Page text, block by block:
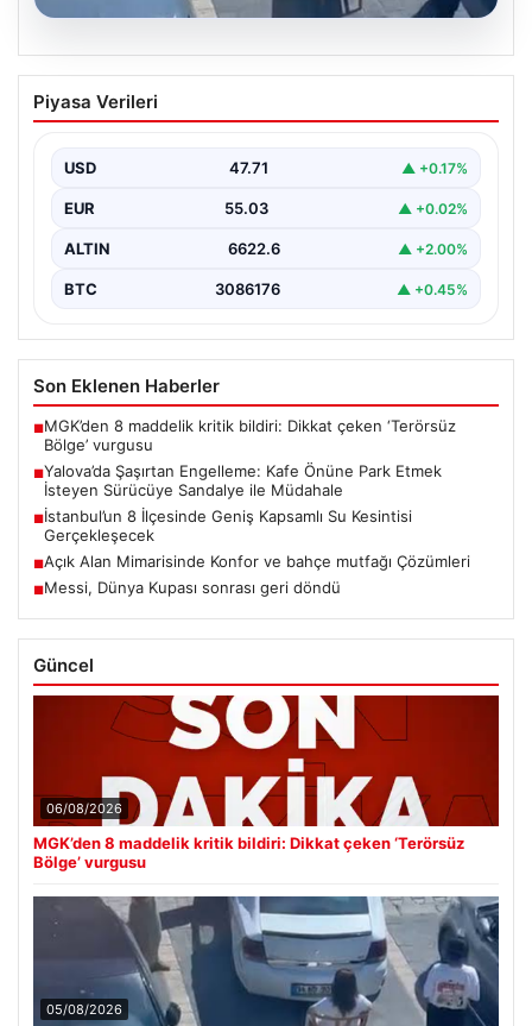
05.08.2026
Yalova’da Şaşırtan Engelleme: Kafe
Önüne Park Etmek İsteyen Sürücüye
Yalova'da yaşanan sıra dışı bir olay, gündeme damgasını
Piyasa Verileri
USD 47.71 ▲ +0.17%
EUR 55.03 ▲ +0.02%
ALTIN 6622.6 ▲ +2.00%
BTC 3086176 ▲ +0.45%
Son Eklenen Haberler
■MGK’den 8 maddelik kritik bildiri: Dikkat çeken ‘Terörsüz
Bölge’ vurgusu
■Yalova’da Şaşırtan Engelleme: Kafe Önüne Park Etmek
İsteyen Sürücüye Sandalye ile Müdahale
■İstanbul’un 8 İlçesinde Geniş Kapsamlı Su Kesintisi
Gerçekleşecek
■Açık Alan Mimarisinde Konfor ve bahçe mutfağı Çözümleri
■Messi, Dünya Kupası sonrası geri döndü
Güncel
06/08/2026
MGK’den 8 maddelik kritik bildiri: Dikkat çeken ‘Terörsüz
Bölge’ vurgusu
05/08/2026